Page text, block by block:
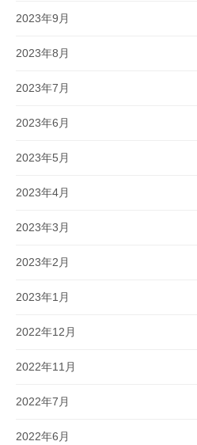
2023年9月
2023年8月
2023年7月
2023年6月
2023年5月
2023年4月
2023年3月
2023年2月
2023年1月
2022年12月
2022年11月
2022年7月
2022年6月